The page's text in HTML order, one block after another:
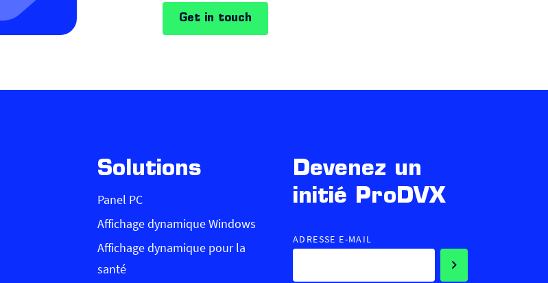
Get in touch
Solutions
Panel PC
Affichage dynamique Windows
Affichage dynamique pour la
santé
Devenez un
initié ProDVX
ADRESSE E-MAIL